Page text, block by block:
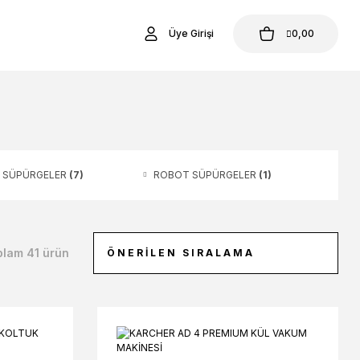
Üye Girişi 0,00
(7) ROBOT SÜPÜRGELER (1)
41 ürün